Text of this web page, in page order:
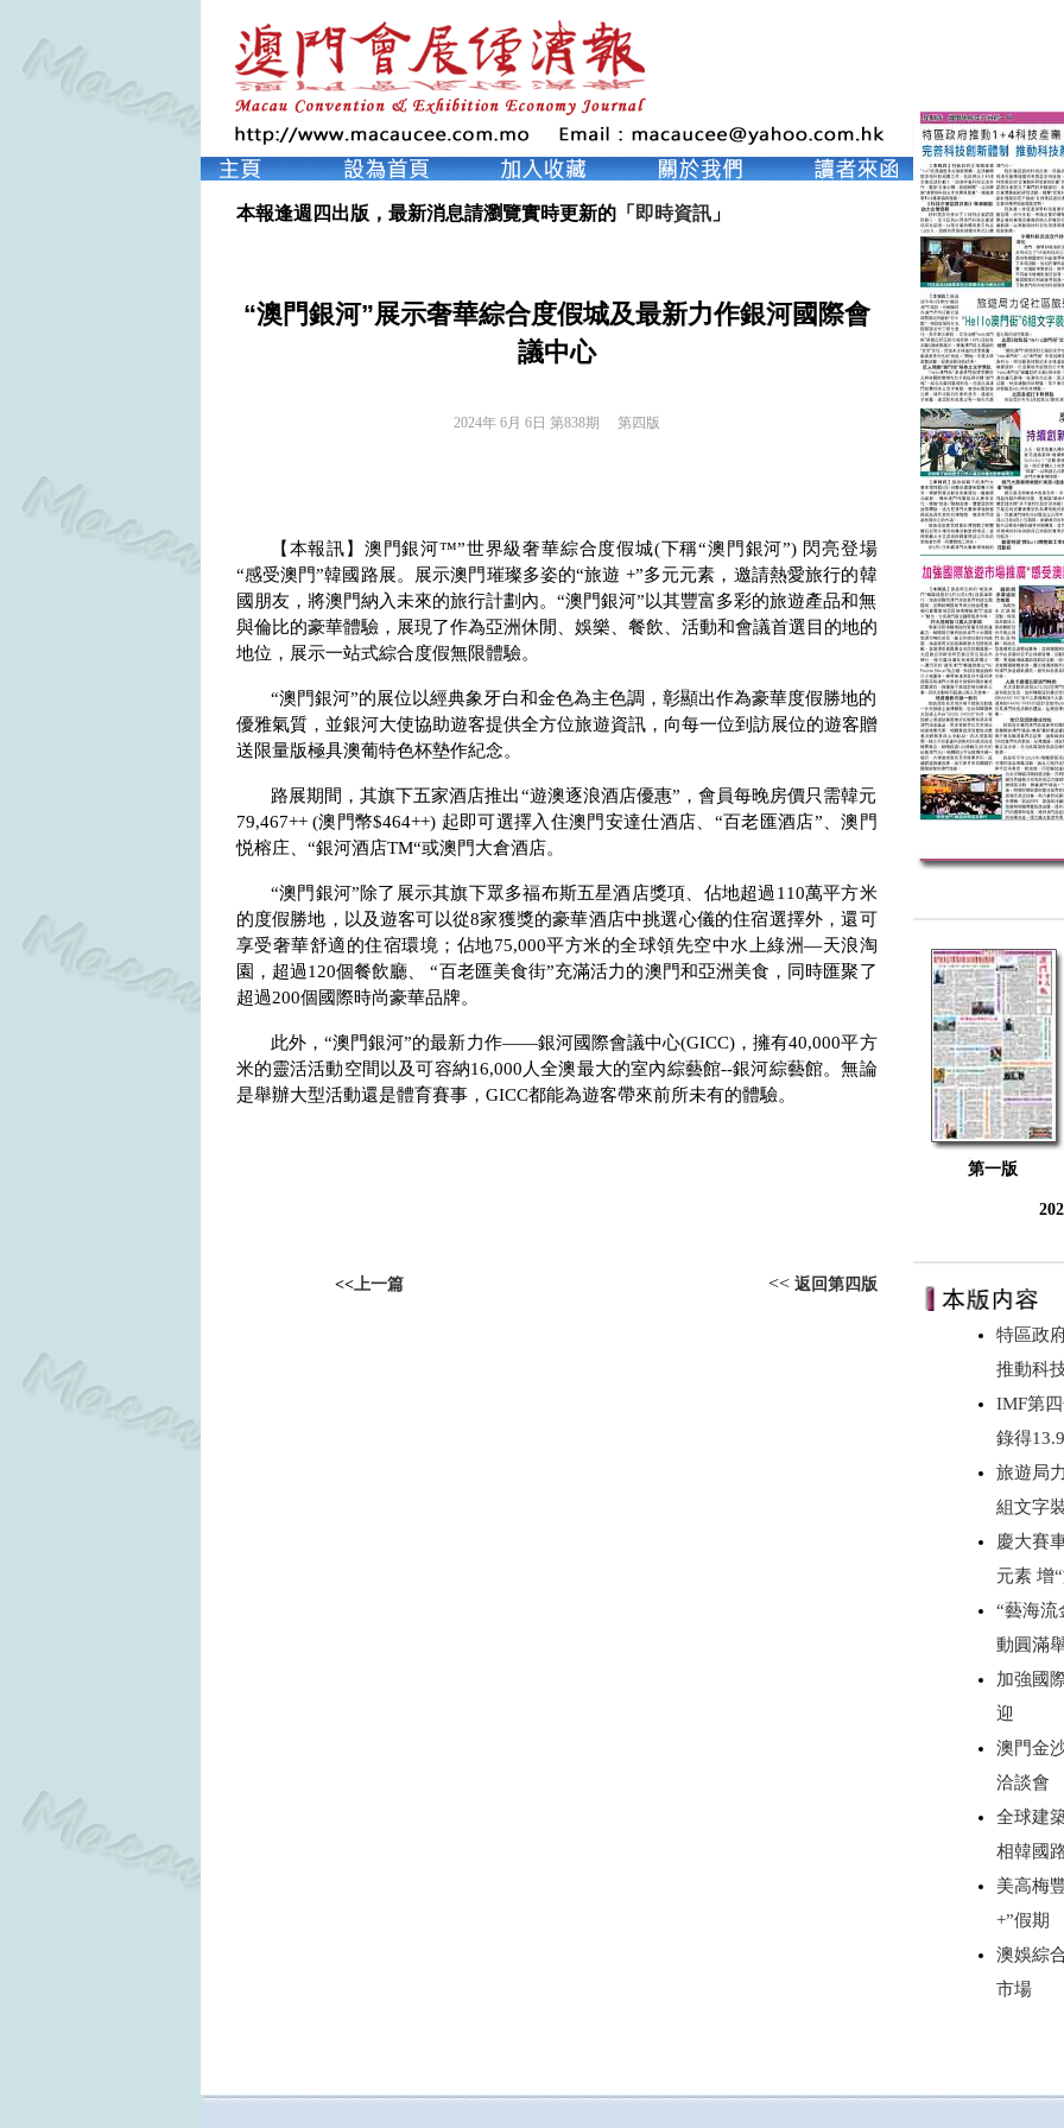
本報逢週四出版，最新消息請瀏覽實時更新的「 即時資訊」
“澳門銀河”展示奢華綜合度假城及最新力作銀河國際會
議中心
2024年 6月 6日 第838期 第四版
【本報訊】澳門銀河™”世界級奢華綜合度假城(下稱“澳門銀河”) 閃亮登場
“感受澳門”韓國路展。展示澳門璀璨多姿的“旅遊 +”多元元素，邀請熱愛旅行的韓
國朋友，將澳門納入未來的旅行計劃內。“澳門銀河”以其豐富多彩的旅遊產品和無
與倫比的豪華體驗，展現了作為亞洲休閒、娛樂、餐飲、活動和會議首選目的地的
地位，展示一站式綜合度假無限體驗。
“澳門銀河”的展位以經典象牙白和金色為主色調，彰顯出作為豪華度假勝地的
優雅氣質，並銀河大使協助遊客提供全方位旅遊資訊，向每一位到訪展位的遊客贈
送限量版極具澳葡特色杯墊作紀念。
路展期間，其旗下五家酒店推出“遊澳逐浪酒店優惠”，會員每晚房價只需韓元
79,467++ (澳門幣$464++) 起即可選擇入住澳門安達仕酒店、“百老匯酒店”、澳門
悦榕庄、“銀河酒店TM“或澳門大倉酒店。
“澳門銀河”除了展示其旗下眾多福布斯五星酒店獎項、佔地超過 110萬平方米
的度假勝地，以及遊客可以從8家獲獎的豪華酒店中挑選心儀的住宿選擇外，還可
享受奢華舒適的住宿環境；佔地75,000平方米的全球領先空中水上綠洲—天浪淘
園，超過120個餐飲廳、 “百老匯美食街”充滿活力的澳門和亞洲美食，同時匯聚了
超過200個國際時尚豪華品牌。
此外，“澳門銀河”的最新力作——銀河國際會議中心(GICC) ，擁有40,000平方
米的靈活活動空間以及可容納16,000 人全澳最大的室內綜藝館--銀河綜藝館。無論
是舉辦大型活動還是體育賽事， GICC都能為遊客帶來前所未有的體驗。
<<上一篇 << 返回第四版
第一版
特區政
推動科
IMF第
錄得
旅遊局
組文字
慶大賽
元素 增
“藝海流
動圓滿
加強國
迎
澳門金
洽談會
全球建
相韓國
美高梅
+”假期
澳娛綜
市場